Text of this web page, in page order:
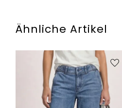
Ähnliche Artikel